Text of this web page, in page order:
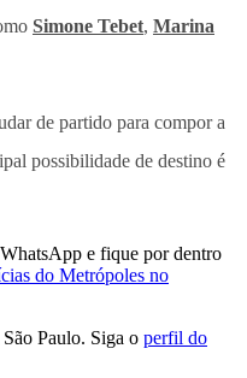
Simone Tebet, Marina
de partido para compor a
possibilidade de destino é
e fique por dentro
do Metrópoles no
Paulo. Siga o perfil do